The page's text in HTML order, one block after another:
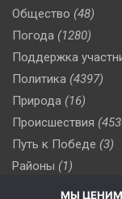
Общество (48)
Погода (1280)
Поддержка
Политика (4397)
Природа (16)
Происшествия
Путь к Победе (3)
Районы (1)
(510)
МЫ